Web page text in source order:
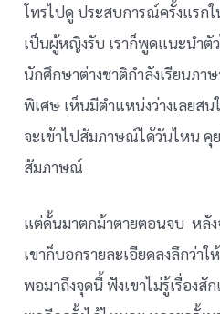
โทรไปดู ประสบการณ์ครั้งแรก
เป็นผู้หญิงรับ เราก็พูดแนะนำตั
นักศึกษาต่างชาติกำลังเรียนภา
พิเศษ เห็นมีตำแหน่งว่างเลยสน
จะเข้าไปสัมภาษณ์ได้วันไหน
สัมภาษณ์
แต่ดั้นมาตกม้าตายตอนจบ หลั
เขาก็บอกรายละเอียดลงลึกว่าใ
พอมาถึงจุดนี้ ฟังเขาไม่รู้เรื่องสั